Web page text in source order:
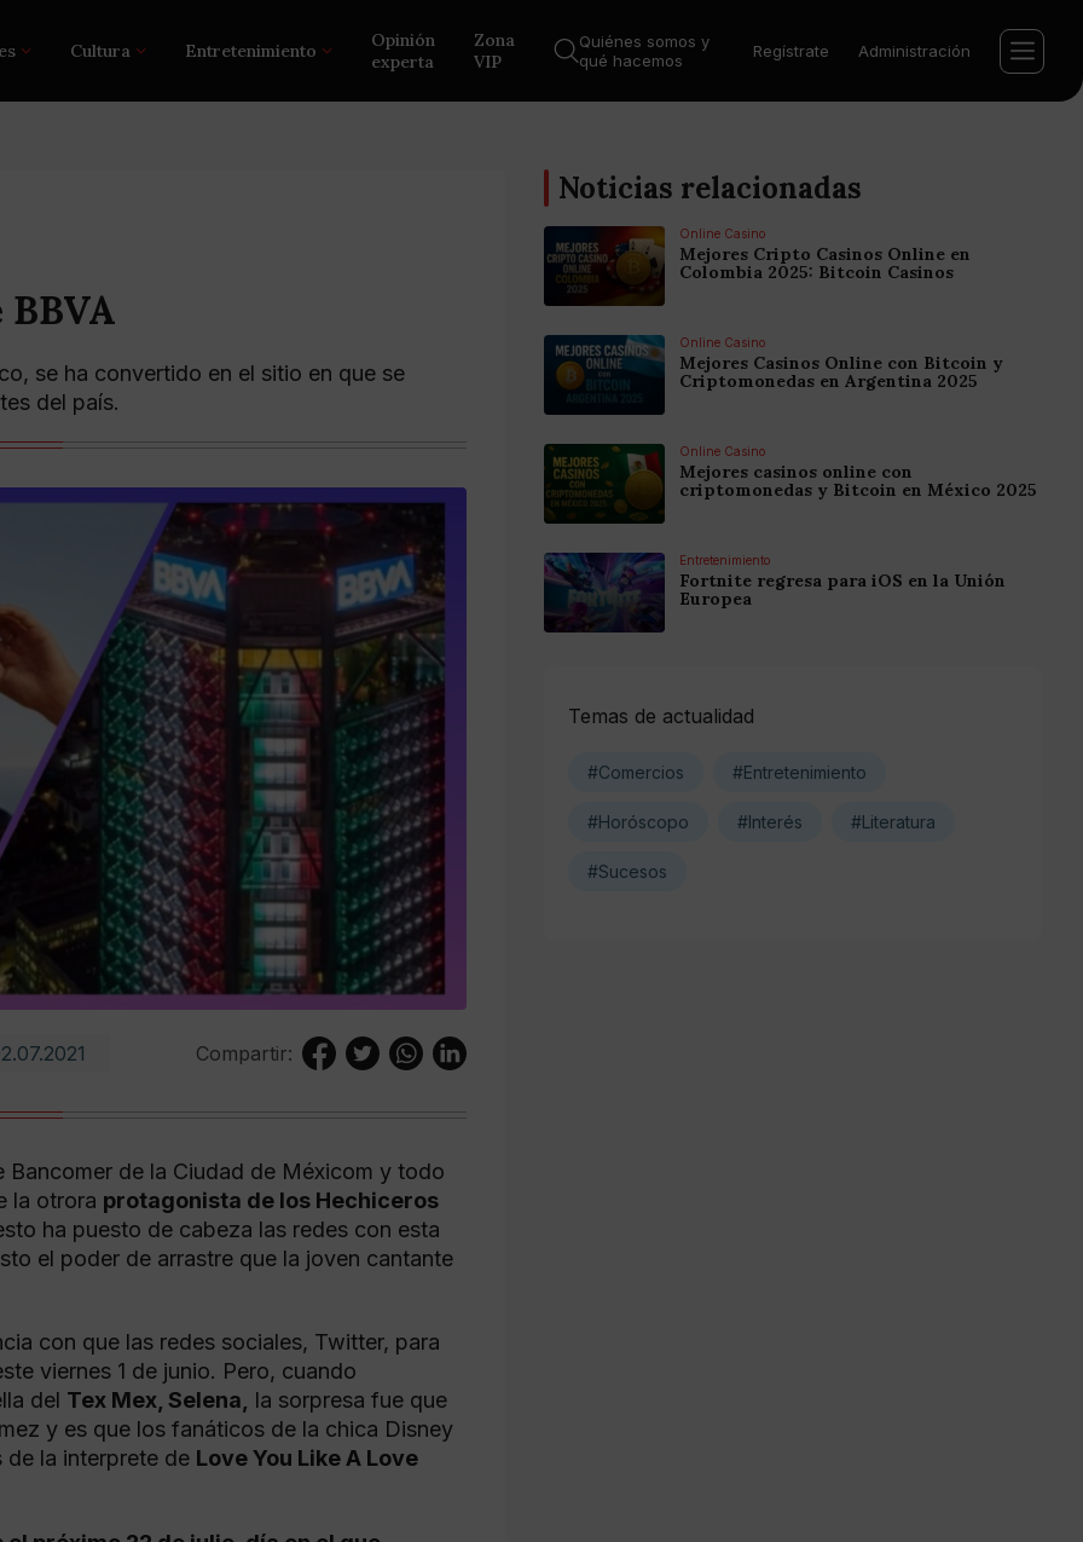
Cultura Entretenimiento
Opinión
experta
Zona
VIP
Quiénes somos y
qué hacemos
Regístrate Administración
se ha convertido en el sitio en que se
del país.
Compartir:
Bancomer de la Ciudad de Méxicom y todo
la otrora protagonista de los Hechiceros
ha puesto de cabeza las redes con esta
el poder de arrastre que la joven cantante
con que las redes sociales, Twitter, para
viernes 1 de junio. Pero, cuando
del Tex Mex, Selena, la sorpresa fue que
y es que los fanáticos de la chica Disney
la interprete de Love You Like A Love
Noticias relacionadas
Online Casino
Mejores Cripto Casinos Online en
Colombia 2025: Bitcoin Casinos
Online Casino
Mejores Casinos Online con Bitcoin y
Criptomonedas en Argentina 2025
Online Casino
Mejores casinos online con
criptomonedas y Bitcoin en México 2025
Entretenimiento
Fortnite regresa para iOS en la Unión
Europea
Temas de actualidad
#Comercios #Entretenimiento
#Horóscopo #Interés #Literatura
#Sucesos